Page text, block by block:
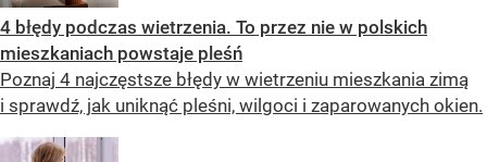
4 błędy podczas wietrzenia. To przez nie w polskich
mieszkaniach powstaje pleśń
Poznaj 4 najczęstsze błędy w wietrzeniu mieszkania zimą
i sprawdź, jak uniknąć pleśni, wilgoci i zaparowanych okien.